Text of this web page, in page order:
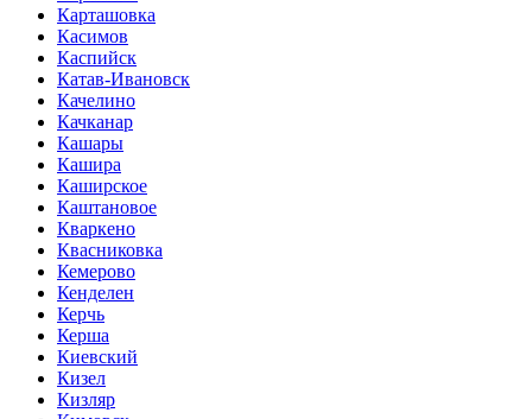
Карташовка
Касимов
Каспийск
Катав-Ивановск
Качелино
Качканар
Кашары
Кашира
Каширское
Каштановое
Кваркено
Квасниковка
Кемерово
Кенделен
Керчь
Керша
Киевский
Кизел
Кизляр